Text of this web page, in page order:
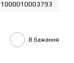
1000010003793
В бажання